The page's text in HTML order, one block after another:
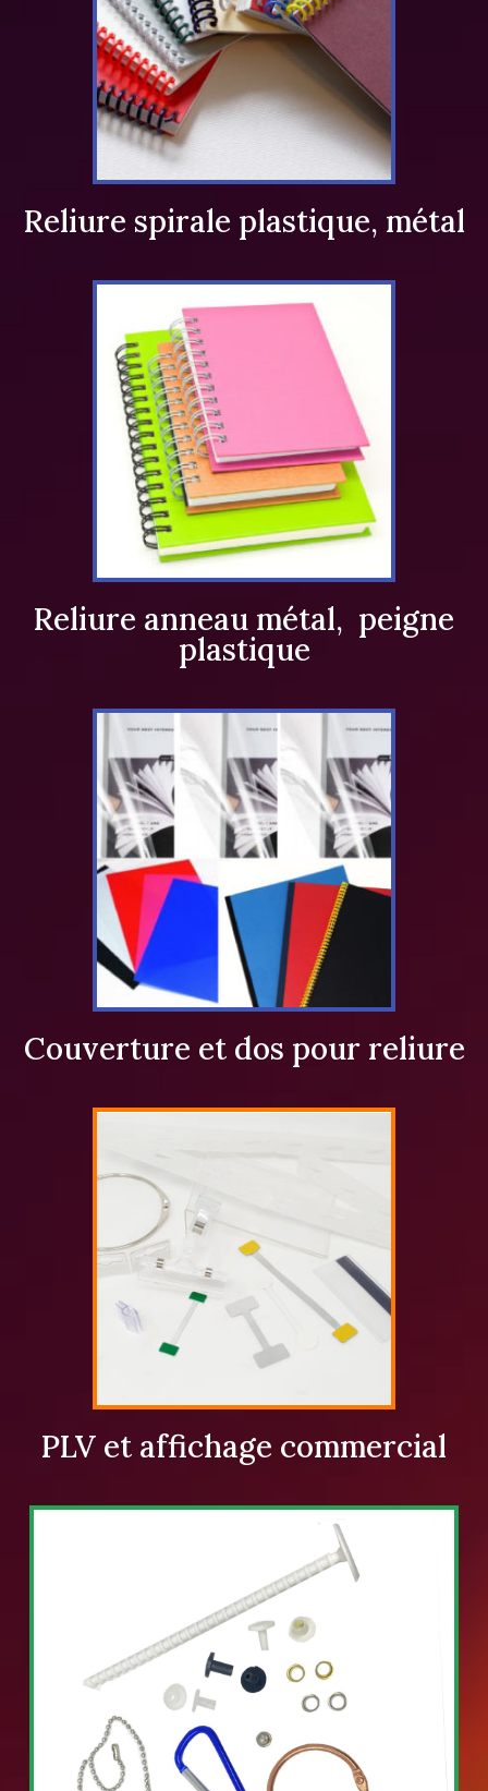
Reliure spirale plastique, métal
Reliure anneau métal, peigne
plastique
Couverture et dos pour reliure
PLV et affichage commercial